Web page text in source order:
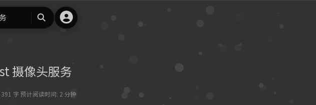
搜
摄像头服务
字 预计阅读时间: 2 分钟